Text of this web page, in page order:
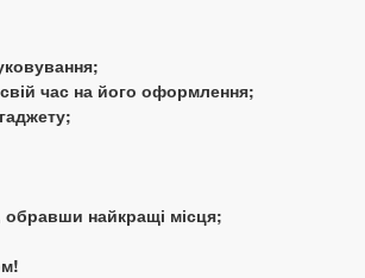
час на його оформлення;
найкращі місця;